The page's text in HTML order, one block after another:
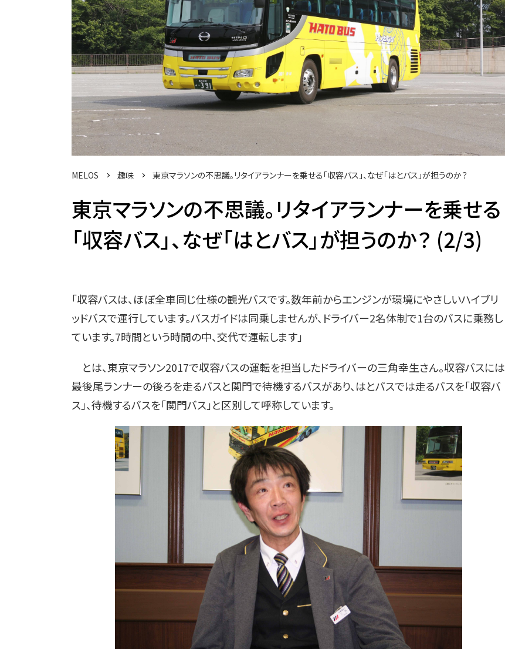
MELOS 趣味 東京マラソンの不思議。リタイアランナーを乗せる「収容バス」、なぜ「はとバス」が担うのか？
東京マラソンの不思議。リタイアランナーを乗せる
「収容バス」、なぜ「はとバス」が担うのか？ (2/3)
「収容バスは、ほぼ全車同じ仕様の観光バスです。数年前からエンジンが環境にやさしいハイブリ
ッドバスで運行しています。バスガイドは同乗しませんが、ドライバー2名体制で1台のバスに乗務し
ています。7時間という時間の中、交代で運転します」
とは、東京マラソン2017で収容バスの運転を担当したドライバーの三角幸生さん。収容バスには
最後尾ランナーの後ろを走るバスと関門で待機するバスがあり、はとバスでは走るバスを「収容バ
ス」、待機するバスを「関門バス」と区別して呼称しています。